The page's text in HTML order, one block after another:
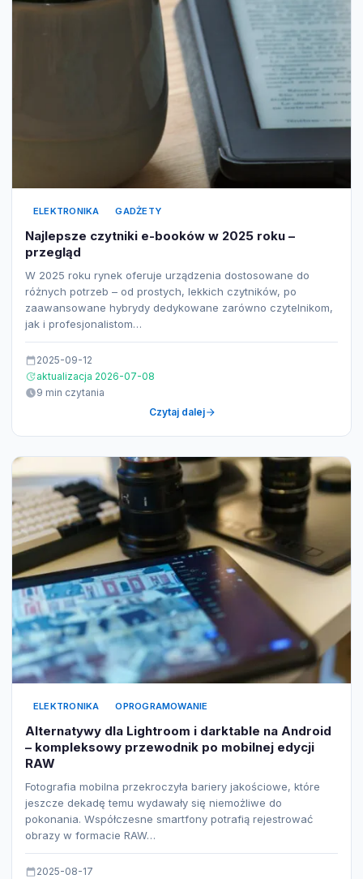
ELEKTRONIKA GADŻETY
Najlepsze czytniki e-booków w 2025 roku –
przegląd
W 2025 roku rynek oferuje urządzenia dostosowane do
różnych potrzeb – od prostych, lekkich czytników, po
zaawansowane hybrydy dedykowane zarówno czytelnikom,
jak i profesjonalistom…
2025-09-12
aktualizacja 2026-07-08
9 min czytania
Czytaj dalej
ELEKTRONIKA OPROGRAMOWANIE
Alternatywy dla Lightroom i darktable na Android
– kompleksowy przewodnik po mobilnej edycji
RAW
Fotografia mobilna przekroczyła bariery jakościowe, które
jeszcze dekadę temu wydawały się niemożliwe do
pokonania. Współczesne smartfony potrafią rejestrować
obrazy w formacie RAW…
2025-08-17